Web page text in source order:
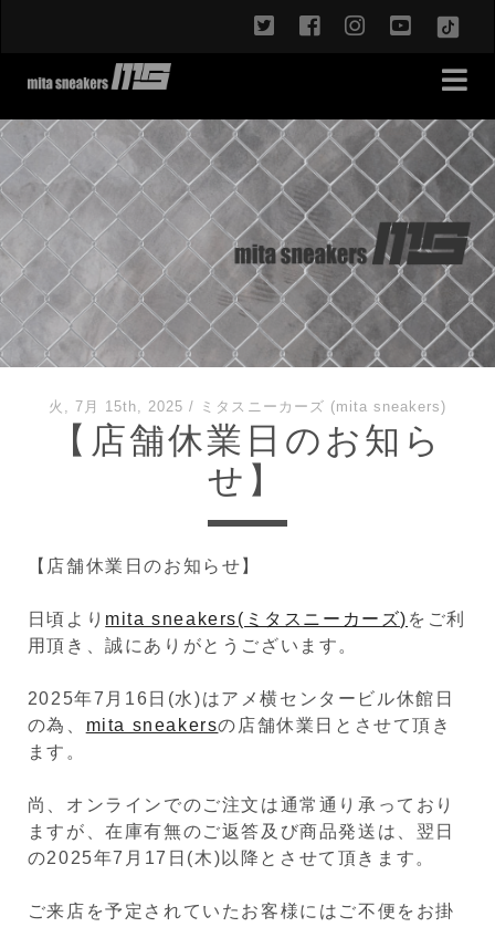
twitterfacebookinstagram
火, 7月 15th, 2025 / ミタスニーカーズ (mita sneakers)
【店舗休業日のお知ら
せ】
【店舗休業日のお知らせ】
日頃より mita sneakers(ミタスニーカーズ) をご利
用頂き、誠にありがとうございます。
2025年7月16日(水)はアメ横センタービル休館日
の為、 mita sneakersの店舗休業日とさせて頂き
ます。
尚、オンラインでのご注文は通常通り承っており
ますが、在庫有無のご返答及び商品発送は、翌日
の2025年7月17日(木)以降とさせて頂きます。
ご来店を予定されていたお客様にはご不便をお掛